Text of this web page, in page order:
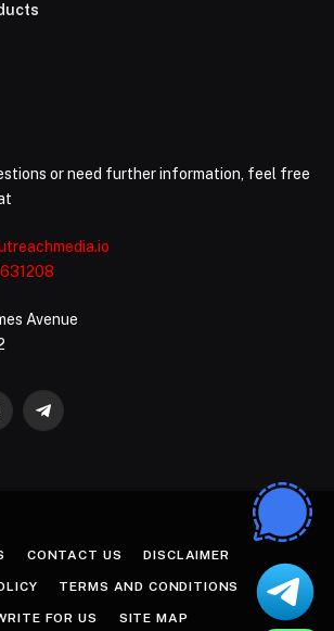
or need further information, feel free
Avenue
Telegram
CONTACT US DISCLAIMER
TERMS AND CONDITIONS
FOR US SITE MAP